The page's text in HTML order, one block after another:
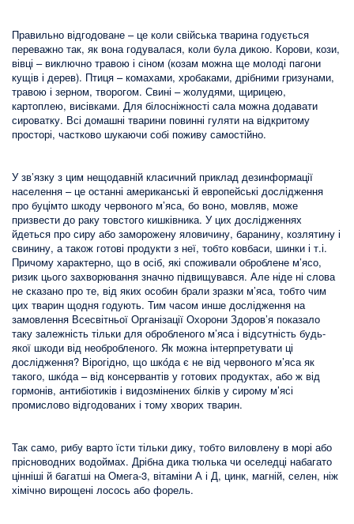
Правильно відгодоване – це коли свійська тварина годується
переважно так, як вона годувалася, коли була дикою. Корови, кози,
вівці – виключно травою і сіном (козам можна ще молоді пагони
кущів і дерев). Птиця – комахами, хробаками, дрібними гризунами,
травою і зерном, творогом. Свині – жолудями, щирицею,
картоплею, висівками. Для білосніжності сала можна додавати
сироватку. Всі домашні тварини повинні гуляти на відкритому
просторі, частково шукаючи собі поживу самостійно.
У зв’язку з цим нещодавній класичний приклад дезинформації
населення – це останні американські й европейські дослідження
про буцімто шкоду червоного м’яса, бо воно, мовляв, може
призвести до раку товстого кишківника. У цих дослідженнях
йдеться про сиру або заморожену яловичину, баранину, козлятину і
свинину, а також готові продукти з неї, тобто ковбаси, шинки і т.і.
Причому характерно, що в осіб, які споживали оброблене м’ясо,
ризик цього захворювання значно підвищувався. Але ніде ні слова
не сказано про те, від яких особин брали зразки м’яса, тобто чим
цих тварин щодня годують. Тим часом инше дослідження на
замовлення Всесвітньої Організації Охорони Здоров’я показало
таку залежність тільки для обробленого м’яса і відсутність будь-
якої шкоди від необробленого. Як можна інтерпретувати ці
дослідження? Вірогідно, що шкóда є не від червоного м’яса як
такого, шкóда – від консервантів у готових продуктах, або ж від
гормонів, антибіотиків і видозмінених білків у сирому м’ясі
промислово відгодованих і тому хворих тварин.
Так само, рибу варто їсти тільки дику, тобто виловлену в морі або
прісноводних водоймах. Дрібна дика тюлька чи оселедці набагато
цінніші й багатші на Омега-3, вітаміни А і Д, цинк, магній, селен, ніж
хімічно вирощені лосось або форель.